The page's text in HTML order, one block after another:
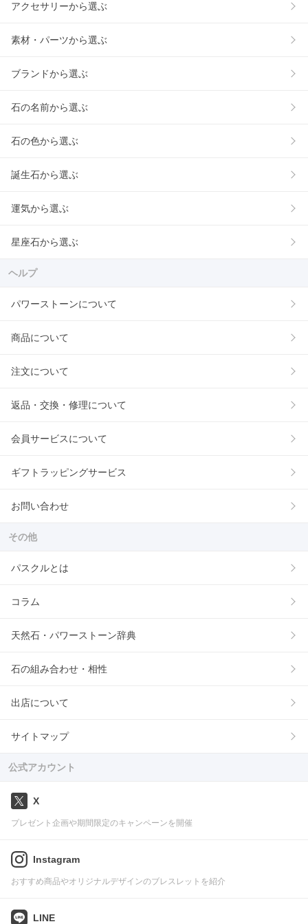
アクセサリーから選ぶ
素材・パーツから選ぶ
ブランドから選ぶ
石の名前から選ぶ
石の色から選ぶ
誕生石から選ぶ
運気から選ぶ
星座石から選ぶ
ヘルプ
パワーストーンについて
商品について
注文について
返品・交換・修理について
会員サービスについて
ギフトラッピングサービス
お問い合わせ
その他
パスクルとは
コラム
天然石・パワーストーン辞典
石の組み合わせ・相性
出店について
サイトマップ
公式アカウント
X
プレゼント企画や期間限定のキャンペーンを開催
Instagram
おすすめ商品やオリジナルデザインのブレスレットを紹介
LINE